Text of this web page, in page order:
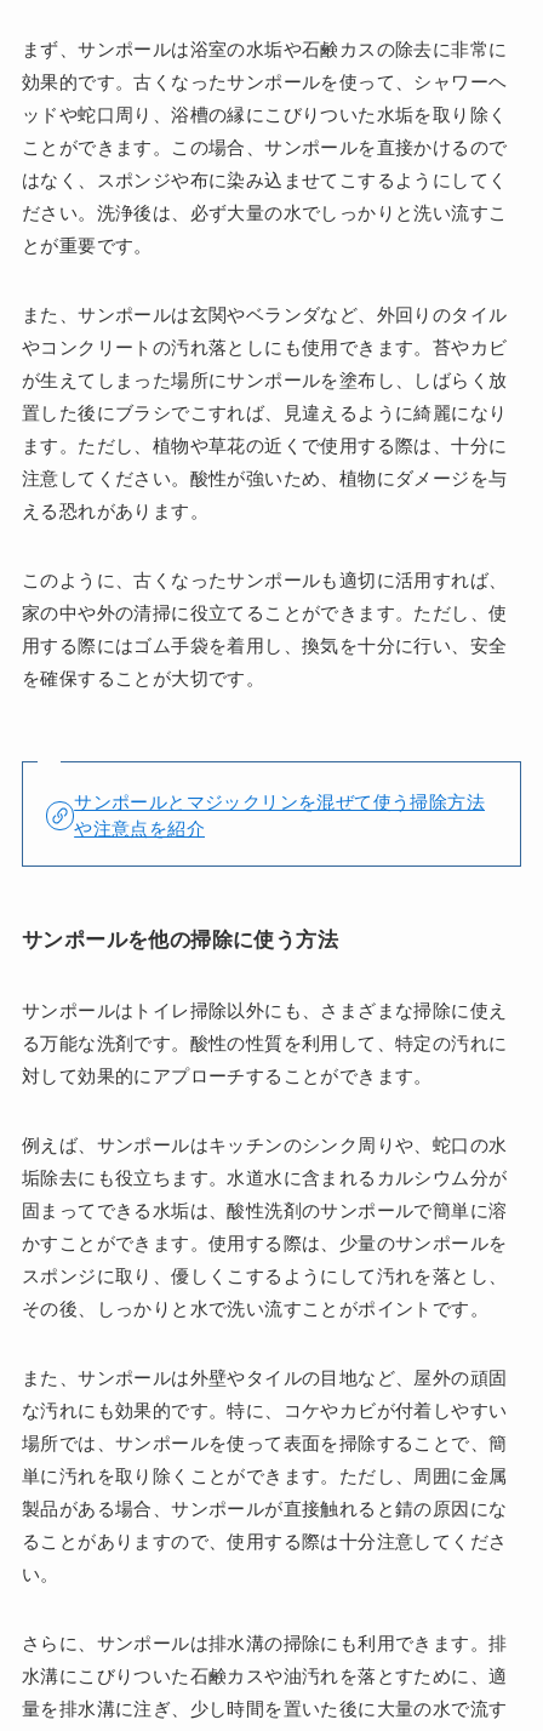
まず、サンポールは浴室の水垢や石鹸カスの除去に非常に
効果的です。古くなったサンポールを使って、シャワーヘ
ッドや蛇口周り、浴槽の縁にこびりついた水垢を取り除く
ことができます。この場合、サンポールを直接かけるので
はなく、スポンジや布に染み込ませてこするようにしてく
ださい。洗浄後は、必ず大量の水でしっかりと洗い流すこ
とが重要です。
また、サンポールは玄関やベランダなど、外回りのタイル
やコンクリートの汚れ落としにも使用できます。苔やカビ
が生えてしまった場所にサンポールを塗布し、しばらく放
置した後にブラシでこすれば、見違えるように綺麗になり
ます。ただし、植物や草花の近くで使用する際は、十分に
注意してください。酸性が強いため、植物にダメージを与
える恐れがあります。
このように、古くなったサンポールも適切に活用すれば、
家の中や外の清掃に役立てることができます。ただし、使
用する際にはゴム手袋を着用し、換気を十分に行い、安全
を確保することが大切です。
サンポールとマジックリンを混ぜて使う掃除方法
や注意点を紹介
サンポールを他の掃除に使う方法
サンポールはトイレ掃除以外にも、さまざまな掃除に使え
る万能な洗剤です。酸性の性質を利用して、特定の汚れに
対して効果的にアプローチすることができます。
例えば、サンポールはキッチンのシンク周りや、蛇口の水
垢除去にも役立ちます。水道水に含まれるカルシウム分が
固まってできる水垢は、酸性洗剤のサンポールで簡単に溶
かすことができます。使用する際は、少量のサンポールを
スポンジに取り、優しくこするようにして汚れを落とし、
その後、しっかりと水で洗い流すことがポイントです。
また、サンポールは外壁やタイルの目地など、屋外の頑固
な汚れにも効果的です。特に、コケやカビが付着しやすい
場所では、サンポールを使って表面を掃除することで、簡
単に汚れを取り除くことができます。ただし、周囲に金属
製品がある場合、サンポールが直接触れると錆の原因にな
ることがありますので、使用する際は十分注意してくださ
い。
さらに、サンポールは排水溝の掃除にも利用できます。排
水溝にこびりついた石鹸カスや油汚れを落とすために、適
量を排水溝に注ぎ、少し時間を置いた後に大量の水で流す